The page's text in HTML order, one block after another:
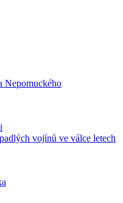
Nepomuckého
vojínů ve válce letech